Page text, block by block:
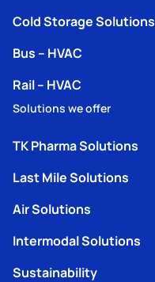
Cold Storage Solutions
Bus – HVAC
Rail – HVAC
Solutions we offer
TK Pharma Solutions
Last Mile Solutions
Air Solutions
Intermodal Solutions
Sustainability